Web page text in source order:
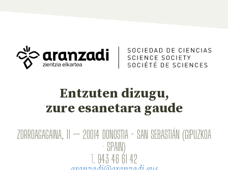
Entzuten dizugu,
zure esanetara gaude
ZORROAGAGAINA, 11 — 20014 DONOSTIA - SAN SEBASTIÁN (GIPUZKOA
· SPAIN)
T. 943 46 61 42